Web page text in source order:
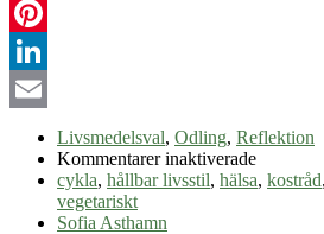
Twitter
Pinterest
LinkedIn
Livsmedelsval, Odling, Reflektion
Kommentarer inaktiveradeför
cykla, hållbar livsstil, hälsa, kostråd,
vegetariskt
Sofia Asthamn